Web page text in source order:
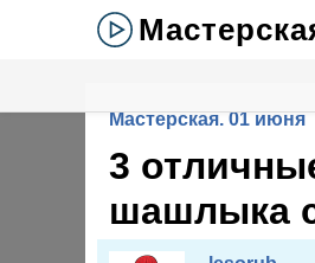
Мастерская. 01 июня
3
шашлыка